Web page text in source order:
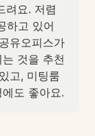
려요. 저렴
하고 있어
유오피스가
것을 추천
고, 미팅룸
도 좋아요.